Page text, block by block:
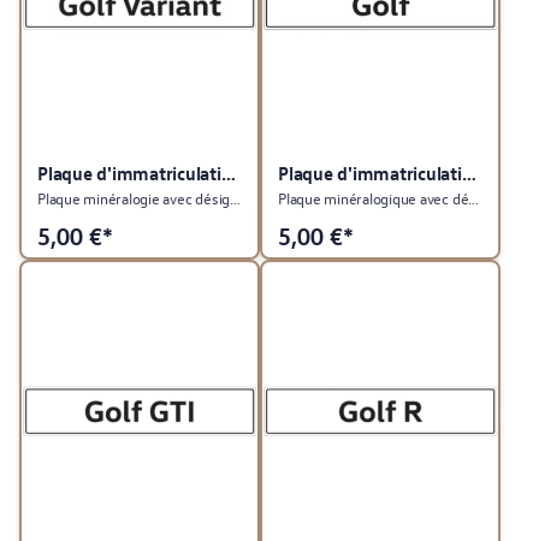
Plaque d'immatriculation du véhicule
5,00 €*
Plaque d'immatriculation du véhicule
5,00 €*